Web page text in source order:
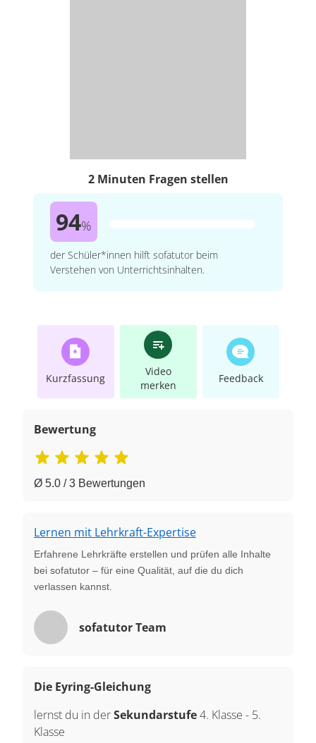
2 Minuten Fragen stellen
94%
der Schüler*innen hilft sofatutor beim
Verstehen von Unterrichtsinhalten.
Kurzfassung
Video
merken
Feedback
Bewertung
Ø 5.0 / 3 Bewertungen
Lernen mit Lehrkraft-Expertise
Erfahrene Lehrkräfte erstellen und prüfen alle Inhalte
bei sofatutor – für eine Qualität, auf die du dich
verlassen kannst.
sofatutor Team
Die Eyring-Gleichung
lernst du in derSekundarstufe4. Klasse - 5.
Klasse